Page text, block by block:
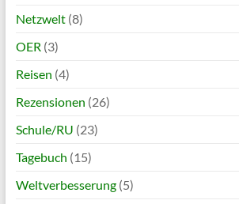
Netzwelt(8)
OER (3)
Reisen (4)
Rezensionen (26)
Schule/RU (23)
Tagebuch (15)
Weltverbesserung(5)